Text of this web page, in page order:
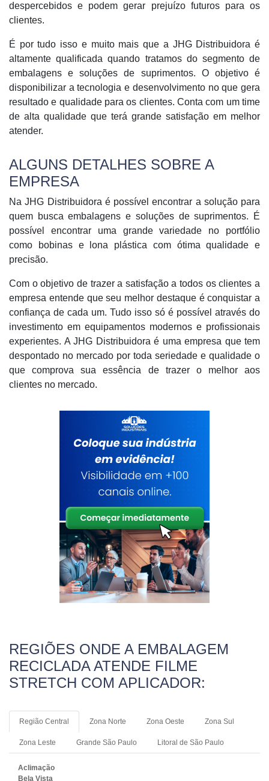
despercebidos e podem gerar prejuízo futuros para os
clientes.
É por tudo isso e muito mais que a JHG Distribuidora é
altamente qualificada quando tratamos do segmento de
embalagens e soluções de suprimentos. O objetivo é
disponibilizar a tecnologia e desenvolvimento no que gera
resultado e qualidade para os clientes. Conta com um time
de alta qualidade que terá grande satisfação em melhor
atender.
ALGUNS DETALHES SOBRE A
EMPRESA
Na JHG Distribuidora é possível encontrar a solução para
quem busca embalagens e soluções de suprimentos. É
possível encontrar uma grande variedade no portfólio
como bobinas e lona plástica com ótima qualidade e
precisão.
Com o objetivo de trazer a satisfação a todos os clientes a
empresa entende que seu melhor destaque é conquistar a
confiança de cada um. Tudo isso só é possível através do
investimento em equipamentos modernos e profissionais
experientes. A JHG Distribuidora é uma empresa que tem
despontado no mercado por toda seriedade e qualidade o
que comprova sua essência de trazer o melhor aos
clientes no mercado.
REGIÕES ONDE A EMBALAGEM
RECICLADA ATENDE FILME
STRETCH COM APLICADOR:
Região Central Zona Norte Zona Oeste Zona Sul
Zona Leste Grande São Paulo Litoral de São Paulo
Aclimação
Bela Vista